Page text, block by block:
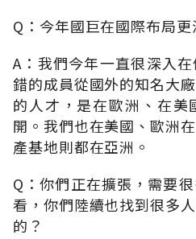
Q：今年國巨在國際布局
A：我們今年一直很深入
錯的成員從國外的知名大
的人才，是在歐洲、在美
開。我們也在美國、歐洲
產基地則都在亞洲。
Q：你們正在擴張，需要
看，你們陸續也找到很多
的？